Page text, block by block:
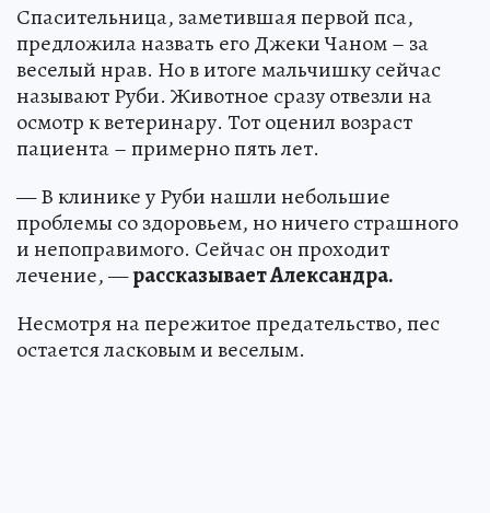
Спасительница, заметившая первой пса,
предложила назвать его Джеки Чаном – за
веселый нрав. Но в итоге мальчишку сейчас
называют Руби. Животное сразу отвезли на
осмотр к ветеринару. Тот оценил возраст
пациента – примерно пять лет.
— В клинике у Руби нашли небольшие
проблемы со здоровьем, но ничего страшного
и непоправимого. Сейчас он проходит
лечение, —рассказывает Александра.
Несмотря на пережитое предательство, пес
остается ласковым и веселым.